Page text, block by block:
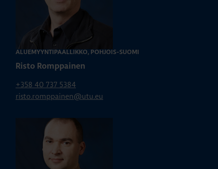
ALUEMYYNTIPÄÄLLIKKÖ, POHJOIS-SUOMI
Risto Romppainen
+358 40 737 5384
risto.romppainen@utu.eu